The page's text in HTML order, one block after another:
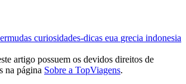
curiosidades-dicas eua grecia indonesia
artigo possuem os devidos direitos de
na página Sobre a TopViagens.